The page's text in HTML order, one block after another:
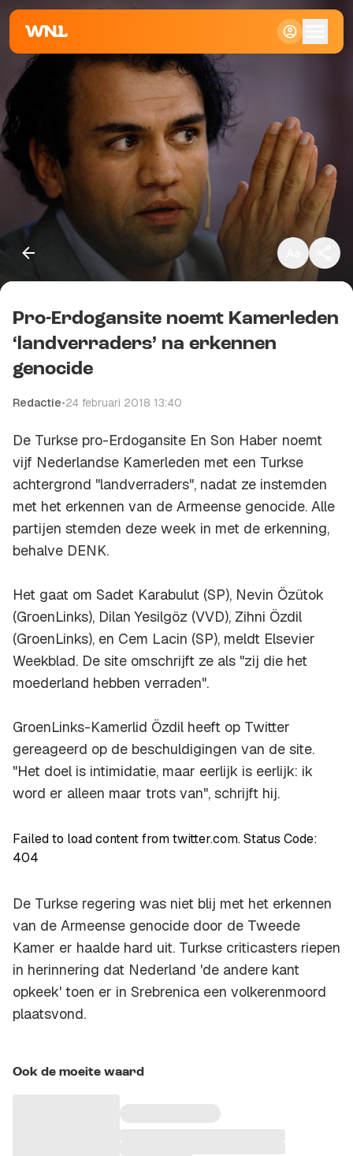
Klein
Standaard
Groot
Kopieer link
Pro-Erdogansite noemt Kamerleden
‘landverraders’ na erkennen
genocide
Redactie•24 februari 2018 13:40
De Turkse pro-Erdogansite En Son Haber noemt
vijf Nederlandse Kamerleden met een Turkse
achtergrond "landverraders", nadat ze instemden
met het erkennen van de Armeense genocide. Alle
partijen stemden deze week in met de erkenning,
behalve DENK.
Het gaat om Sadet Karabulut (SP), Nevin Özütok
(GroenLinks), Dilan Yesilgöz (VVD), Zihni Özdil
(GroenLinks), en Cem Lacin (SP), meldt Elsevier
Weekblad. De site omschrijft ze als "zij die het
moederland hebben verraden".
GroenLinks-Kamerlid Özdil heeft op Twitter
gereageerd op de beschuldigingen van de site.
"Het doel is intimidatie, maar eerlijk is eerlijk: ik
word er alleen maar trots van", schrijft hij.
Failed to load content from twitter.com. Status Code:
404
De Turkse regering was niet blij met het erkennen
van de Armeense genocide door de Tweede
Kamer er haalde hard uit. Turkse criticasters riepen
in herinnering dat Nederland 'de andere kant
opkeek' toen er in Srebrenica een volkerenmoord
plaatsvond.
Ook de moeite waard